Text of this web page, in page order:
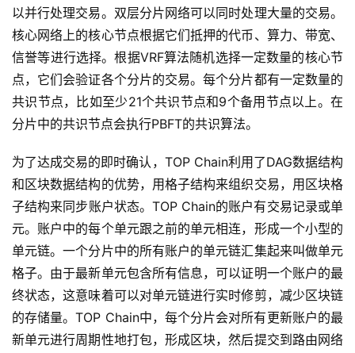
以并行处理交易。双层分片网络可以同时处理大量的交易。
核心网络上的核心节点根据它们抵押的代币、算力、带宽、
信誉等进行选择。根据VRF算法随机选择一定数量的核心节
点，它们会验证各个分片的交易。每个分片都有一定数量的
共识节点，比如至少21个共识节点和9个备用节点以上。在
分片中的共识节点会执行PBFT的共识算法。
为了达成交易的即时确认，TOP Chain利用了DAG数据结构
和区块数据结构的优势，用格子结构来组织交易，用区块格
子结构来同步账户状态。TOP Chain的账户有交易记录或单
元。账户中的每个单元跟之前的单元相连，形成一个小型的
单元链。一个分片中的所有账户的单元链汇集起来叫做单元
格子。由于最新单元包含所有信息，可以证明一个账户的最
终状态，这意味着可以对单元链进行实时修剪，减少区块链
的存储量。TOP Chain中，每个分片会对所有更新账户的最
新单元进行周期性地打包，形成区块，然后提交到路由网络